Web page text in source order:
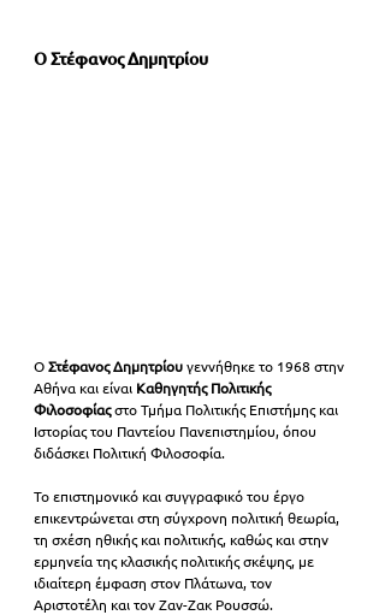
Ο Στέφανος Δημητρίου
Ο Στέφανος Δημητρίου γεννήθηκε το 1968 στην
Αθήνα και είναι Καθηγητής Πολιτικής
Φιλοσοφίας στο Τμήμα Πολιτικής Επιστήμης και
Ιστορίας του Παντείου Πανεπιστημίου, όπου
διδάσκει Πολιτική Φιλοσοφία.
Το επιστημονικό και συγγραφικό του έργο
επικεντρώνεται στη σύγχρονη πολιτική θεωρία,
τη σχέση ηθικής και πολιτικής, καθώς και στην
ερμηνεία της κλασικής πολιτικής σκέψης, με
ιδιαίτερη έμφαση στον Πλάτωνα, τον
Αριστοτέλη και τον Ζαν-Ζακ Ρουσσώ.